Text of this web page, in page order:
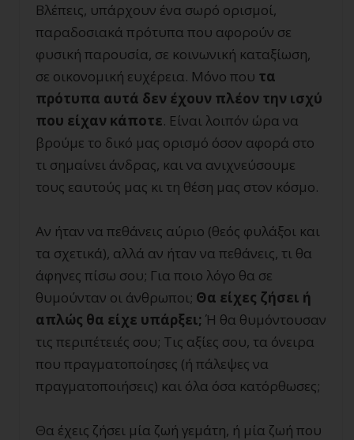
Βλέπεις, υπάρχουν ένα σωρό ορισμοί,
παραδοσιακά πρότυπα που αφορούν σε
φυσική παρουσία, σε κοινωνική καταξίωση,
σε οικονομική ευχέρεια. Μόνο που τα
πρότυπα αυτά δεν έχουν πλέον την ισχύ
που είχαν κάποτε. Είναι λοιπόν ώρα να
βρούμε το δικό μας ορισμό όσον αφορά στο
τι σημαίνει άνδρας, και να ανιχνεύσουμε
τους εαυτούς μας κι τη θέση μας στον κόσμο.
Αν ήταν να πεθάνεις αύριο (θεός φυλάξοι και
τα σχετικά), αλλά αν ήταν να πεθάνεις, τι θα
άφηνες πίσω σου; Για ποιο λόγο θα σε
θυμούνταν οι άνθρωποι; Θα είχες ζήσει ή
απλώς θα είχε υπάρξει; Ή θα θυμόντουσαν
τις περιπέτειές σου; Τις αξίες σου, τα όνειρα
που πραγματοποίησες (ή πάλεψες να
πραγματοποιήσεις) και όλα όσα κατόρθωσες;
Θα έχεις ζήσει μία ζωή γεμάτη, ή μία ζωή που